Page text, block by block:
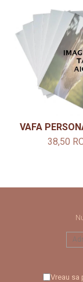
VAFA
38,50
Vreau sa